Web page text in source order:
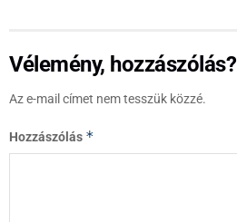
Vélemény, hozzászólás?
Az e-mail címet nem tesszük közzé.
Hozzászólás *